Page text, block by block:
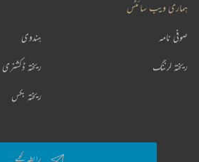
ہماری ویب سائٹس
ہندوی صوفی نامہ
ریختہ ڈکشنری ریختہ لرننگ
ریختہ بکس
رابطہ کیجیے